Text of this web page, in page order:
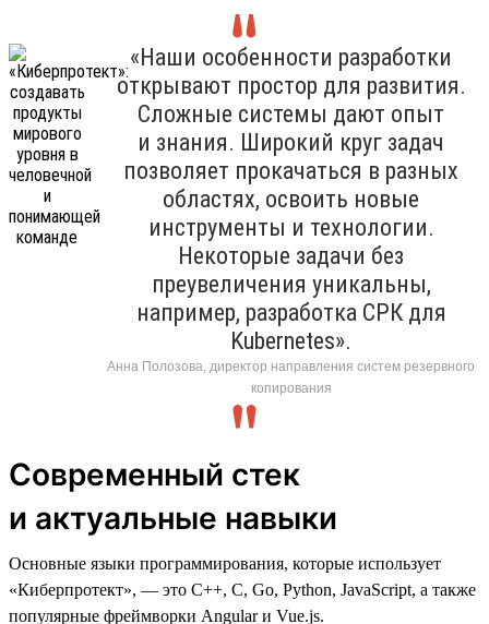
«Наши особенности разработки
открывают простор для развития.
Сложные системы дают опыт
и знания. Широкий круг задач
позволяет прокачаться в разных
областях, освоить новые
инструменты и технологии.
Некоторые задачи без
преувеличения уникальны,
например, разработка СРК для
Kubernetes».
Анна Полозова, директор направления систем резервного
копирования
Современный стек
и актуальные навыки
Основные языки программирования, которые использует
«Киберпротект», — это C++, C, Go, Python, JavaScript, а также
популярные фреймворки Angular и Vue.js.